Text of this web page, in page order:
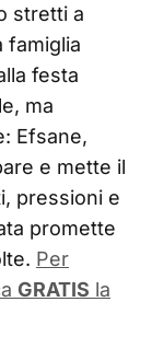
stretti a
famiglia
festa
ma
Efsane,
e mette il
pressioni e
promette
Per
GRATIS la